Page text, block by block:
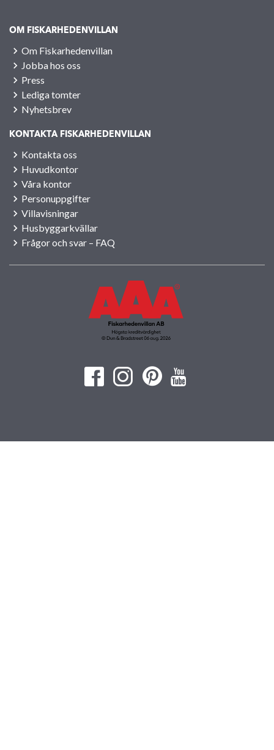
OM FISKARHEDENVILLAN
Om Fiskarhedenvillan
Jobba hos oss
Press
Lediga tomter
Nyhetsbrev
KONTAKTA FISKARHEDENVILLAN
Kontakta oss
Huvudkontor
Våra kontor
Personuppgifter
Villavisningar
Husbyggarkvällar
Frågor och svar – FAQ